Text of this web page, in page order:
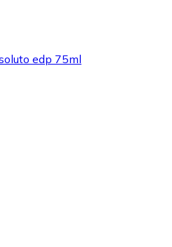
edp 75ml